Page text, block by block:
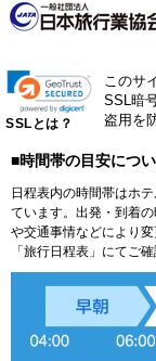
SSLとは？
このサ
SSL暗
盗用を
■時間帯の目安につ
日程表内の時間帯はホ
ています。出発・到着
や交通事情などにより
「旅行日程表」にてご確